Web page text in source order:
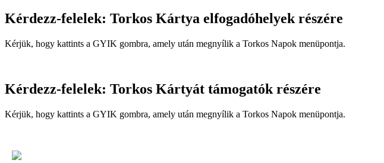
Kérdezz-felelek: Torkos Kártya elfogadóhelyek részére
Kérjük, hogy kattints a GYIK gombra, amely után megnyílik a Torkos Napok menüpontja.
Kérdezz-felelek: Torkos Kártyát támogatók részére
Kérjük, hogy kattints a GYIK gombra, amely után megnyílik a Torkos Napok menüpontja.